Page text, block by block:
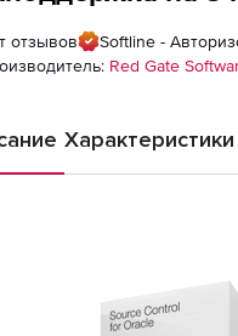
отзывов
Softline -
Red Gate
Характеристики